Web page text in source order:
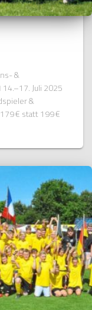
&
Juli 2025
&
€ statt 199 €